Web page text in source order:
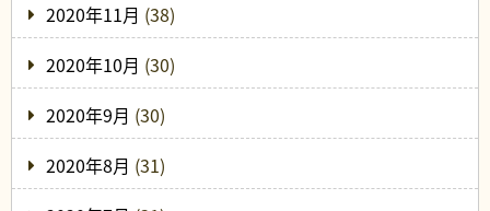
2020年11月 (38)
2020年10月 (30)
2020年9月 (30)
2020年8月 (31)